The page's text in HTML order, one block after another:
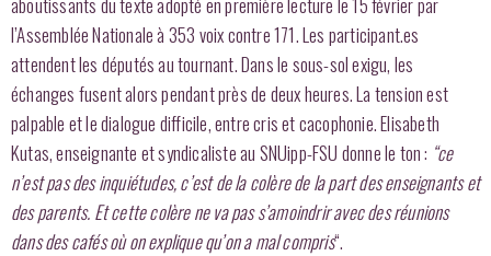
l’Assemblée Nationale à 353 voix contre 171. Les participant.es
attendent les députés au tournant. Dans le sous-sol exigu, les
échanges fusent alors pendant près de deux heures. La tension est
palpable et le dialogue difficile, entre cris et cacophonie. Elisabeth
Kutas, enseignante et syndicaliste au SNUipp-FSU donne le ton : “ce
n’est pas des inquiétudes, c’est de la colère de la part des enseignants et
des parents. Et cette colère ne va pas s’amoindrir avec des réunions
dans des cafés où on explique qu’on a mal compris“.